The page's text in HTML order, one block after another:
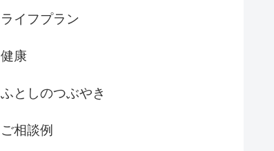
ライフプラン
健康
ふとしのつぶやき
ご相談例